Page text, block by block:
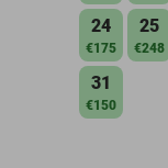
24
€175
25
€248
31
€150